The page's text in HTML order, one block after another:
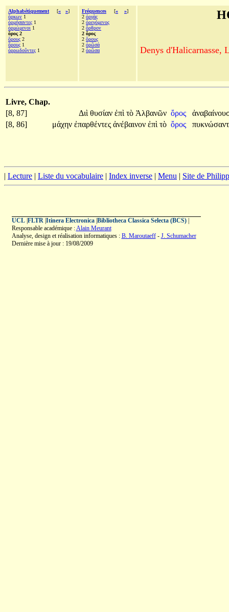
Alphabétiquement [« »]
ὅρκων 1
ὁρμήσαντες 1
ὁρμώμενοι 1
ὄρος 2
ὄρους 2
ὅρους 1
ὀρρωδοῦντες 1
Fréquences [« »]
2 ὀργὰς
2 ὀρεγόμενος
2 ὄρθρον
2 ὄρος
2 ὄρους
2 ὁρῶσά
2 ὁρῶσα Denys d'Halicarnasse,
Livre, Chap.
[8, 87]
Διὶ θυσίαν ἐπὶ τὸ Ἀλβανῶν ὄρος
[8, 86]
μάχην ἐπαρθέντες ἀνέβαινον ἐπὶ τὸ ὄρος
| Lecture | Liste du vocabulaire | Index inverse | Menu | Site de
UCL| FLTR| Itinera Electronica| Bibliotheca Classica Selecta (BCS)|
Responsable académique :Alain Meurant
Analyse, design et réalisation informatiques : B. Maroutaeff- J. Schumacher
Dernière mise à jour : 19/08/2009